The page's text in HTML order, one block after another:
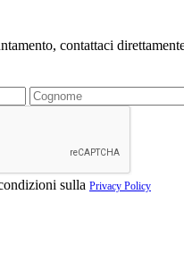
contattaci
sulla Privacy Policy